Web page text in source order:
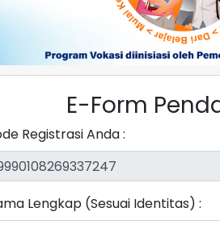
E-Form
Registrasi Anda :
Lengkap (Sesuai Identitas) :